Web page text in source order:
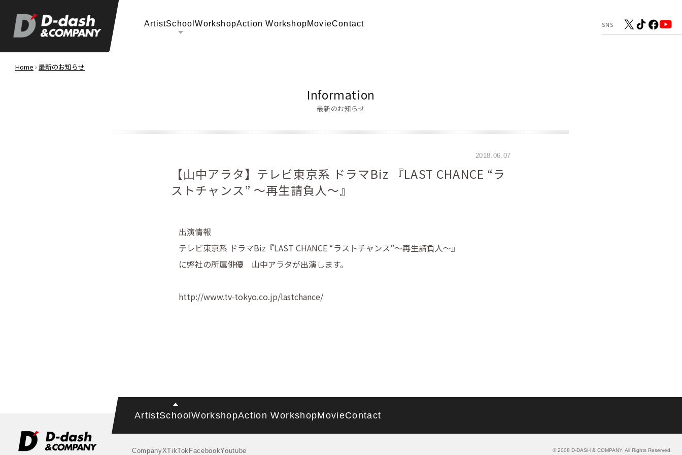
ArtistSchoolWorkshopAction WorkshopMovieContact
Home › 最新のお知らせ
Information
最新のお知らせ
2018.06.07
【山中アラタ】テレビ東京系 ドラマBiz 『LAST CHANCE “ラ
ストチャンス” 〜再生請負人〜』
出演情報
テレビ東京系 ドラマBiz『LAST CHANCE “ラストチャンス”〜再生請負人〜』
に弊社の所属俳優 山中アラタが出演します。
http://www.tv-tokyo.co.jp/lastchance/
ArtistSchoolWorkshopAction WorkshopMovieContact
CompanyXTikTok FacebookYoutube © 2008 D-DASH & COMPANY. All Rights Reserved.